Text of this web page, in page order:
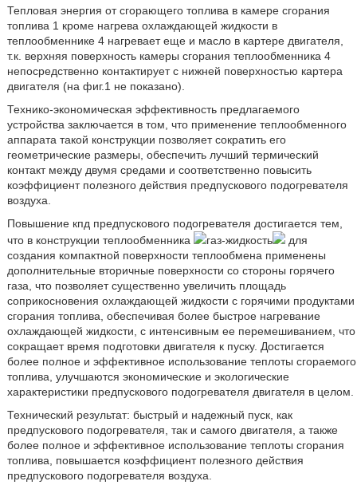
Тепловая энергия от сгорающего топлива в камере сгорания
топлива 1 кроме нагрева охлаждающей жидкости в
теплообменнике 4 нагревает еще и масло в картере двигателя,
т.к. верхняя поверхность камеры сгорания теплообменника 4
непосредственно контактирует с нижней поверхностью картера
двигателя (на фиг.1 не показано).
Технико-экономическая эффективность предлагаемого
устройства заключается в том, что применение теплообменного
аппарата такой конструкции позволяет сократить его
геометрические размеры, обеспечить лучший термический
контакт между двумя средами и соответственно повысить
коэффициент полезного действия предпускового подогревателя
воздуха.
Повышение кпд предпускового подогревателя достигается тем,
что в конструкции теплообменника
газ-жидкость
для
создания компактной поверхности теплообмена применены
дополнительные вторичные поверхности со стороны горячего
газа, что позволяет существенно увеличить площадь
соприкосновения охлаждающей жидкости с горячими продуктами
сгорания топлива, обеспечивая более быстрое нагревание
охлаждающей жидкости, с интенсивным ее перемешиванием, что
сокращает время подготовки двигателя к пуску. Достигается
более полное и эффективное использование теплоты сгораемого
топлива, улучшаются экономические и экологические
характеристики предпускового подогревателя двигателя в целом.
Технический результат: быстрый и надежный пуск, как
предпускового подогревателя, так и самого двигателя, а также
более полное и эффективное использование теплоты сгорания
топлива, повышается коэффициент полезного действия
предпускового подогревателя воздуха.